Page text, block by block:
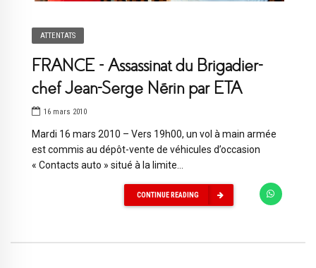
ATTENTATS
FRANCE – Assassinat du Brigadier-
chef Jean-Serge Nérin par ETA
16 mars 2010
Mardi 16 mars 2010 – Vers 19h00, un vol à main armée
est commis au dépôt-vente de véhicules d’occasion
« Contacts auto » situé à la limite...
CONTINUE READING